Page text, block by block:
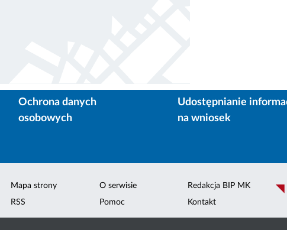
Ochrona danych
osobowych
Udostępnianie
na wniosek
Mapa strony
RSS
O serwisie
Pomoc
Redakcja BIP MK
Kontakt